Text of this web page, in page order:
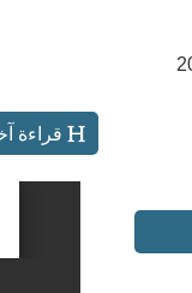
قراءة